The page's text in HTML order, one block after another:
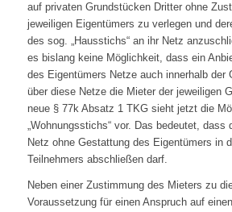
auf privaten Grundstücken Dritter ohne
jeweiligen Eigentümers zu verlegen und
des sog. „Hausstichs“ an ihr Netz
es bislang keine Möglichkeit, dass ein
des Eigentümers Netze auch innerhalb der
über diese Netze die Mieter der jeweiligen
neue § 77k Absatz 1 TKG sieht jetzt die
„Wohnungsstichs“ vor. Das bedeutet, dass
Netz ohne Gestattung des Eigentümers in
Teilnehmers abschließen darf.
Neben einer Zustimmung des Mieters zu
Voraussetzung für einen Anspruch auf